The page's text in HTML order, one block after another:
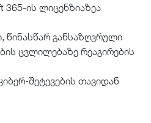
365-ის ლიცენზიაზეა
წინასწარ განსაზღვრული
ცვლილებაზე რეაგირების
შეტევების თავიდან